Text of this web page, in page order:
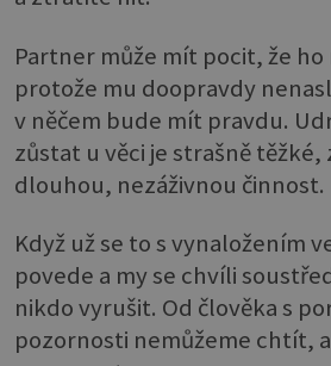
Partner může mít pocit, že
protože mu doopravdy
v něčem bude mít pravdu.
zůstat u věci je strašně těžké,
dlouhou, nezáživnou činnost.
Když už se to s vynaložením
povede a my se chvíli
nikdo vyrušit. Od člověka s
pozornosti nemůžeme chtít,